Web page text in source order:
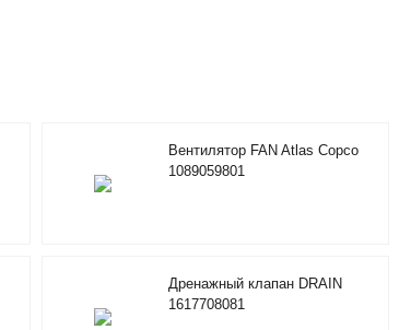
Вентилятор FAN Atlas Copco
1089059801
Дренажный клапан DRAIN
1617708081